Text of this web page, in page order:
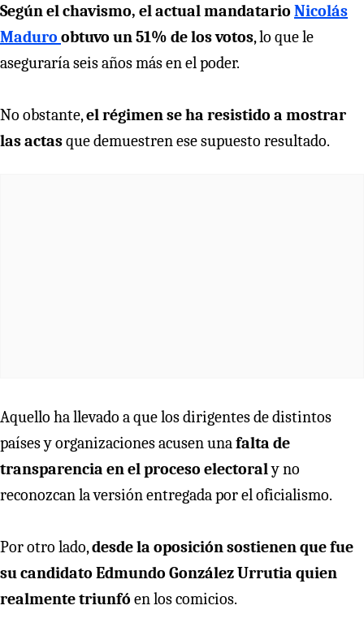
Según el chavismo, el actual mandatario Nicolás
Maduro obtuvo un 51% de los votos, lo que le
aseguraría seis años más en el poder.
No obstante,el régimen se ha resistido a mostrar
las actasque demuestren ese supuesto resultado.
Aquello ha llevado a que los dirigentes de distintos
países y organizaciones acusen unafalta de
transparencia en el proceso electoraly no
reconozcan la versión entregada por el oficialismo.
Por otro lado,desde la oposición sostienen que fue
su candidato Edmundo González Urrutia quien
realmente triunfó en los comicios.